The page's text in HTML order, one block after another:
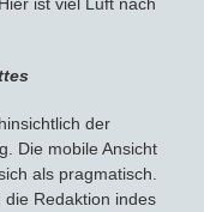
der
Die mobile Ansicht
als pragmatisch.
Redaktion indes